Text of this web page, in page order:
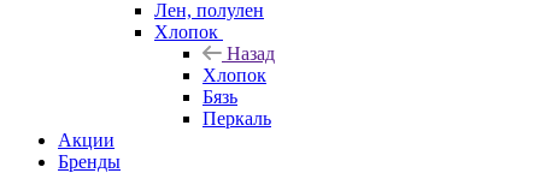
Лен, полулен
Хлопок
Назад
Хлопок
Бязь
Перкаль
Акции
Бренды